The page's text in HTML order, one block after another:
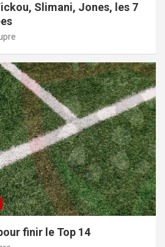
Slimani, Jones, les 7
finir le Top 14